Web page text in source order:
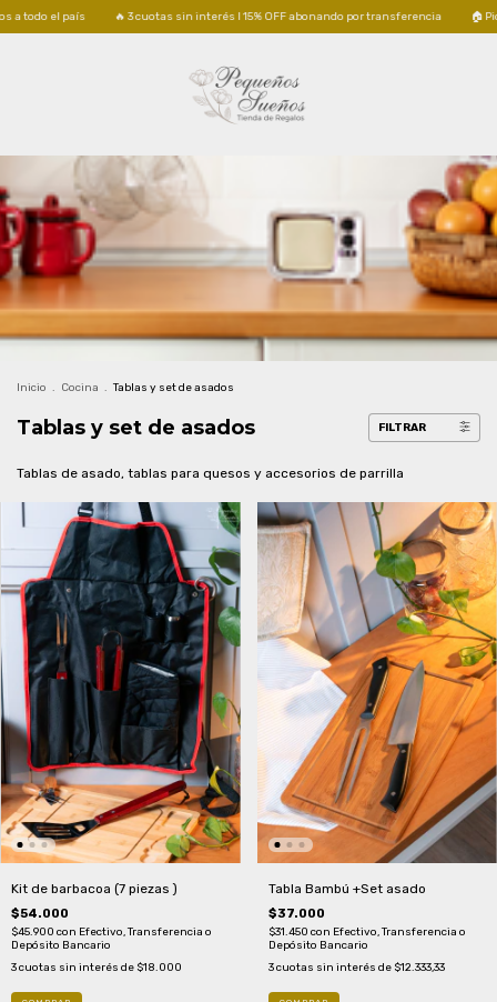
🔥 3 cuotas sin interés I 15% OFF abonando por transferencia 🏠 Pick up GRATIS
Inicio . Cocina . Tablas y set de asados
Tablas y set de asados FILTRAR
Tablas de asado, tablas para quesos y accesorios de parrilla
Kit de barbacoa (7 piezas )
$54.000
$45.900 con Efectivo, Transferencia o
Depósito Bancario
3cuotas sin interés de $18.000
Tabla Bambú +Set asado
$37.000
$31.450 con Efectivo, Transferencia o
Depósito Bancario
3 cuotas sin interés de $12.333,33